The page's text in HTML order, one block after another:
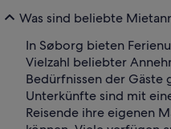
Was sind beliebte
In Søborg bieten
Vielzahl beliebter
Bedürfnissen der Gäste
Unterkünfte sind mit
Reisende ihre eigenen